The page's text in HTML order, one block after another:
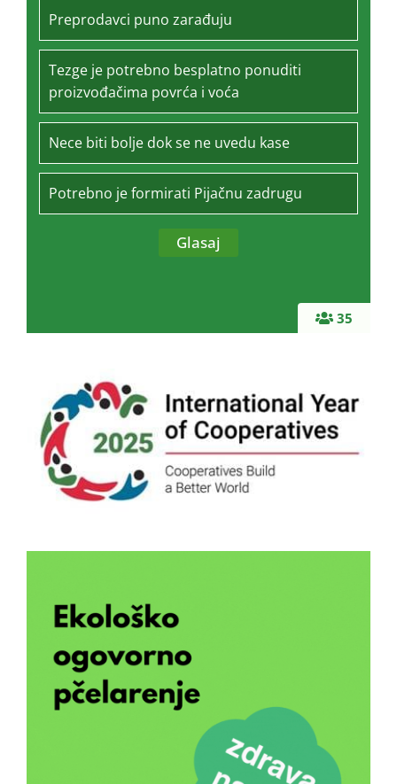
35
Preprodavci puno zarađuju
Tezge je potrebno besplatno ponuditi
proizvođačima povrća i voća
Nece biti bolje dok se ne uvedu kase
Potrebno je formirati Pijačnu zadrugu